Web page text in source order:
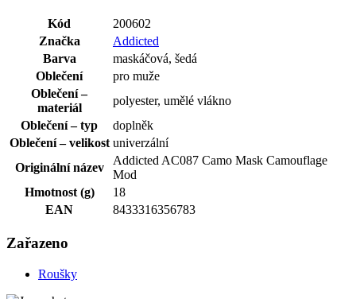
Kód
200602
Značka
Addicted
Barva
maskáčová, šedá
Oblečení
pro muže
Oblečení –
materiál
polyester, umělé vlákno
Oblečení – typ
doplněk
Oblečení – velikost univerzální
Originální název
Addicted AC087 Camo Mask Camouflage
Mod
Hmotnost (g)
18
EAN
8433316356783
Zařazeno
Roušky